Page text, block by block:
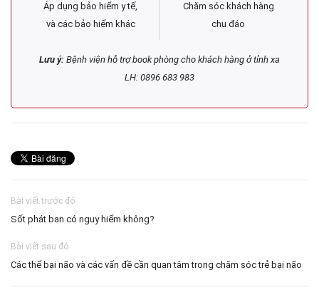
Áp dụng bảo hiểm y tế,
và các bảo hiểm khác
Chăm sóc khách hàng
chu đáo
Lưu ý: Bệnh viện hỗ trợ book phòng cho khách hàng ở tỉnh xa
LH: 0896 683 983
Bài viết trước đó
Sốt phát ban có nguy hiểm không?
Bài viết sau đó
Các thể bại não và các vấn đề cần quan tâm trong chăm sóc trẻ bại não